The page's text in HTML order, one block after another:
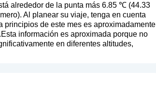
alrededor de la punta más 6.85 ℃ (44.33
). Al planear su viaje, tenga en cuenta
de este mes es aproximadamente
información es aproximada porque no
en diferentes altitudes,